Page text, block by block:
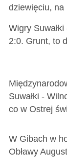
dziewięciu, na
Wigry
2:0. Grunt, to
Suwałki -
co w Ostrej
W Gibach w
Obławy